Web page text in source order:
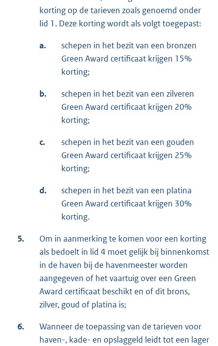
korting op de tarieven zoals genoemd onder
lid 1. Deze korting wordt als volgt toegepast:
a.
schepen in het bezit van een bronzen
Green Award certificaat krijgen 15%
korting;
b.
schepen in het bezit van een zilveren
Green Award certificaat krijgen 20%
korting;
c.
schepen in het bezit van een gouden
Green Award certificaat krijgen 25%
korting;
d.
schepen in het bezit van een platina
Green Award certificaat krijgen 30%
korting.
5.
Om in aanmerking te komen voor een korting
als bedoelt in lid 4 moet gelijk bij binnenkomst
in de haven bij de havenmeester worden
aangegeven of het vaartuig over een Green
Award certificaat beschikt en of dit brons,
zilver, goud of platina is;
6.
Wanneer de toepassing van de tarieven voor
haven-, kade- en opslaggeld leidt tot een lager